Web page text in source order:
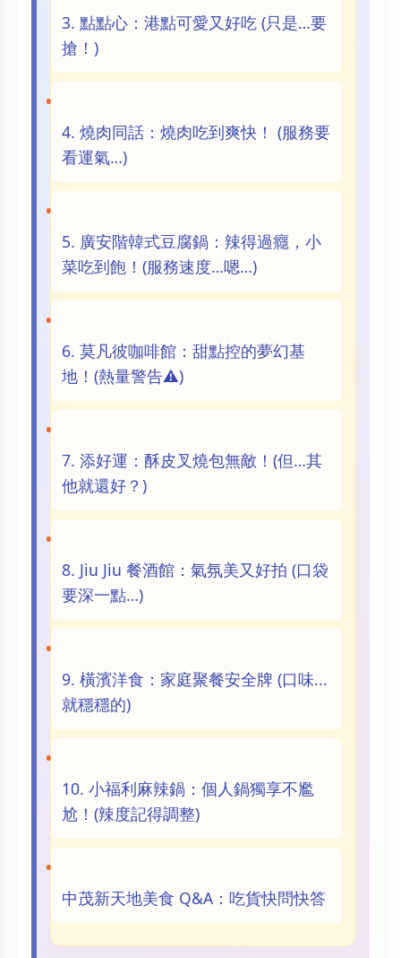
3. 點點心：港點可愛又好吃 (只是…要
搶！)
4. 燒肉同話：燒肉吃到爽快！ (服務要
看運氣…)
5. 廣安階韓式豆腐鍋：辣得過癮，小
菜吃到飽！(服務速度…嗯…)
6. 莫凡彼咖啡館：甜點控的夢幻基
地！(熱量警告⚠️)
7. 添好運：酥皮叉燒包無敵！(但…其
他就還好？)
8. Jiu Jiu 餐酒館：氣氛美又好拍 (口袋
要深一點…)
9. 橫濱洋食：家庭聚餐安全牌 (口味...
就穩穩的)
10. 小福利麻辣鍋：個人鍋獨享不尷
尬！(辣度記得調整)
中茂新天地美食 Q&A：吃貨快問快答